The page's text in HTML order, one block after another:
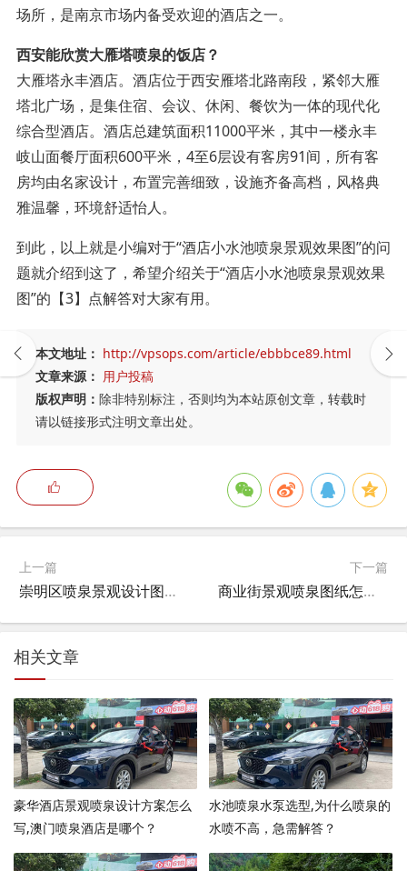
场所，是南京市场内备受欢迎的酒店之一。
西安能欣赏大雁塔喷泉的饭店？
大雁塔永丰酒店。酒店位于西安雁塔北路南段，紧邻大雁
塔北广场，是集住宿、会议、休闲、餐饮为一体的现代化
综合型酒店。酒店总建筑面积11000平米，其中一楼永丰
岐山面餐厅面积600平米，4至6层设有客房91间，所有客
房均由名家设计，布置完善细致，设施齐备高档，风格典
雅温馨，环境舒适怡人。
到此，以上就是小编对于“酒店小水池喷泉景观效果图”的问
题就介绍到这了，希望介绍关于“酒店小水池喷泉景观效果
图”的【3】点解答对大家有用。
本文地址： http://vpsops.com/article/ebbbce89.html
文章来源： 用户投稿
版权声明： 除非特别标注，否则均为本站原创文章，转载时
请以链接形式注明文章出处。
上一篇
崇明区喷泉景观设计图片大全,上海周边的水上乐园有哪些？
下一篇
商业街景观喷泉图纸怎么画的,原神洞天须弥喷泉图纸怎么获得？
相关文章
豪华酒店景观喷泉设计方案怎么
写,澳门喷泉酒店是哪个？
水池喷泉水泵选型,为什么喷泉的
水喷不高，急需解答？